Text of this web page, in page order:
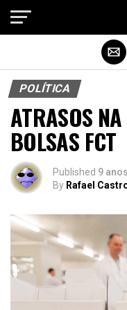
POLÍTICA
ATRASOS
BOLSAS FCT
Published 9
By Rafael